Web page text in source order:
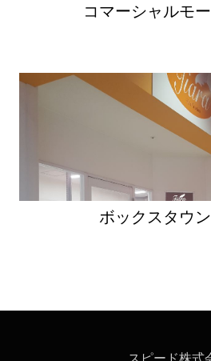
コマーシャルモ
ボックスタウ
スピード株式